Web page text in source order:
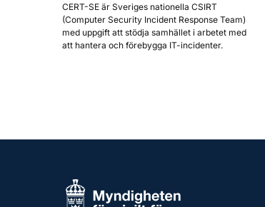
CERT-SE är Sveriges nationella CSIRT
(Computer Security Incident Response Team)
med uppgift att stödja samhället i arbetet med
att hantera och förebygga IT-incidenter.